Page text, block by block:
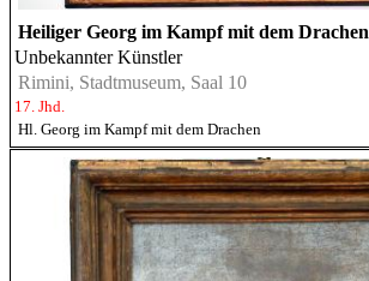
Heiliger Georg im Kampf mit dem Drachen
Unbekannter Künstler
Rimini, Stadtmuseum, Saal 10
17. Jhd.
Hl. Georg im Kampf mit dem Drachen